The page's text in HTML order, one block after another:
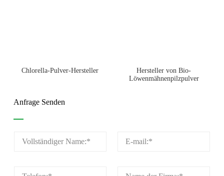
Chlorella-Pulver-Hersteller
Hersteller von Bio-
Löwenmähnenpilzpulver
Anfrage Senden